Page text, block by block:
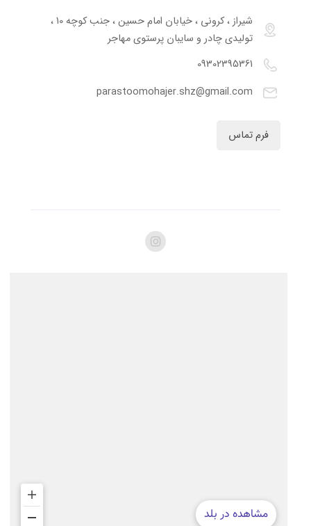
شیراز ، کرونی ، خیابان امام حسین ، جنب کوچه 10 ،
تولیدی چادر و سایبان پرستوی مهاجر
09302395361
parastoomohajer.shz@gmail.com
فرم تماس